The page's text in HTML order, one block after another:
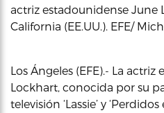
actriz estadounidense June
California (EE.UU.). EFE/
Los Ángeles (EFE).- La
Lockhart, conocida por su
televisión ‘Lassie’ y